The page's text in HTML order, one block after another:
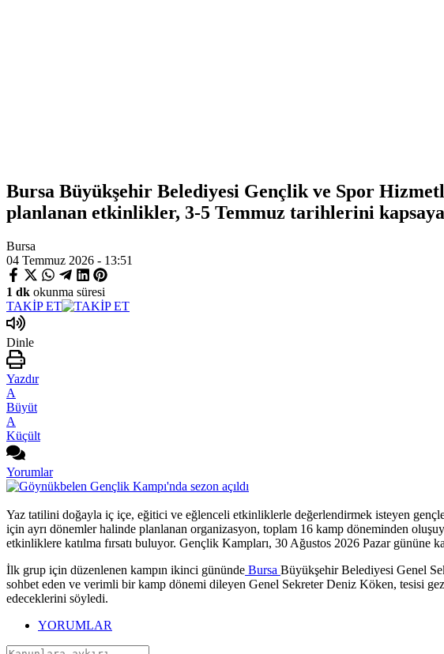
Bursa Büyükşehir Belediyesi Gençlik ve Spor
planlanan etkinlikler, 3-5 Temmuz tarihlerini
Bursa
04 Temmuz 2026 - 13:51
1 dk okunma süresi
TAKİP ET
Dinle
Yazdır
A
Büyüt
A
Küçült
Yorumlar
Yaz tatilini doğayla iç içe, eğitici ve eğlenceli etkinliklerle değerlendirmek isteyen
için ayrı dönemler halinde planlanan organizasyon, toplam 16 kamp döneminden
etkinliklere katılma fırsatı buluyor. Gençlik Kampları, 30 Ağustos 2026 Pazar gününe
İlk grup için düzenlenen kampın ikinci gününde Bursa Büyükşehir Belediyesi Genel
sohbet eden ve verimli bir kamp dönemi dileyen Genel Sekreter Deniz Köken, tesisi
edeceklerini söyledi.
YORUMLAR